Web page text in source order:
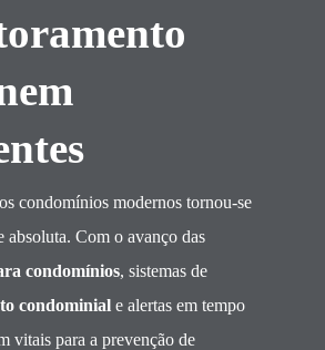
condomínios modernos tornou-se
absoluta. Com o avanço das
condomínios, sistemas de
condominial e alertas em tempo
vitais para a prevenção de